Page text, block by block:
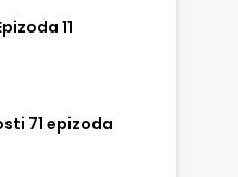
11
71 epizoda